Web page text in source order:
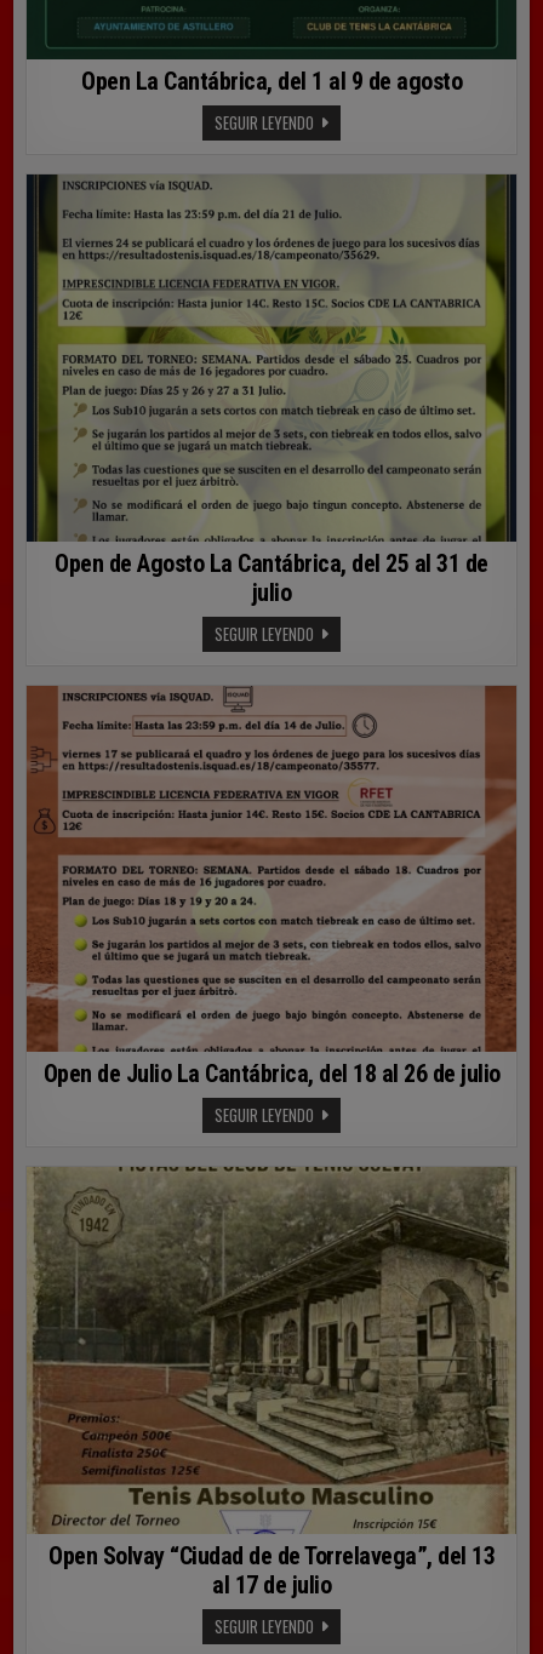
Open La Cantábrica, del 1 al 9 de agosto
SEGUIR LEYENDO OPEN
LA
9
AGOSTO
Open de Agosto La Cantábrica, del 25 al 31 de
julio
SEGUIR LEYENDO OPEN
DE
DEL
25
AL
31
DE
JULIO
Open de Julio La Cantábrica, del 18 al 26 de julio
SEGUIR LEYENDO OPEN
DE
LA
CANTÁBRICA,
DEL
18
AL
26
DE
JULIO
Open Solvay “Ciudad de de Torrelavega”, del 13
al 17 de julio
SEGUIR LEYENDO OPEN
SOLVAY